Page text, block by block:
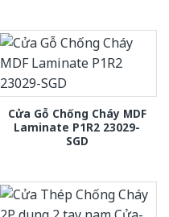
Cửa Gỗ Chống Cháy MDF
Laminate P1R2 23029-
SGD